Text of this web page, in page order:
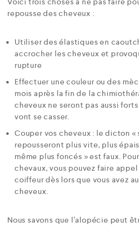
repousse des cheveux :
Utiliser des élastiques en
accrocher les cheveux et
rupture
Effectuer une couleur ou des
mois après la fin de la
cheveux ne seront pas aussi
vont se casser.
Couper vos cheveux : le dicton «
repousseront plus vite, plus
même plus foncés » est faux.
chevaux, vous pouvez faire
coiffeur dès lors que vous avez
cheveux.
Nous savons que l’alopécie peut